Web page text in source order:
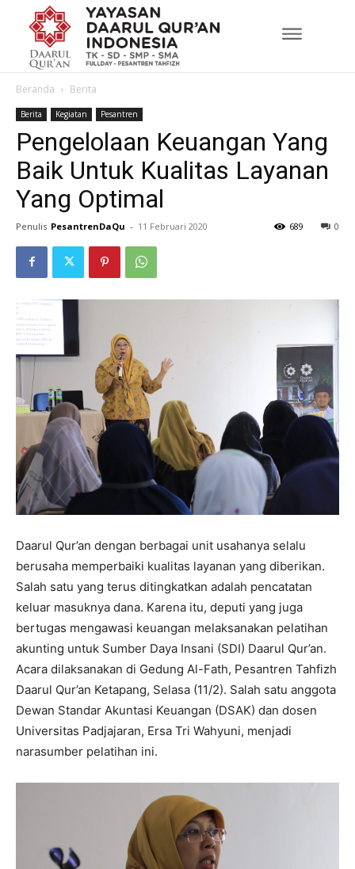
Beranda Berita
Berita Kegiatan Pesantren
Pengelolaan Keuangan Yang
Baik Untuk Kualitas Layanan
Yang Optimal
Penulis PesantrenDaQu - 11 Februari 2020 0
689
Daarul Qur’an dengan berbagai unit usahanya selalu
berusaha memperbaiki kualitas layanan yang diberikan.
Salah satu yang terus ditingkatkan adalah pencatatan
keluar masuknya dana. Karena itu, deputi yang juga
bertugas mengawasi keuangan melaksanakan pelatihan
akunting untuk Sumber Daya Insani (SDI) Daarul Qur’an.
Acara dilaksanakan di Gedung Al-Fath, Pesantren Tahfizh
Daarul Qur’an Ketapang, Selasa (11/2). Salah satu anggota
Dewan Standar Akuntasi Keuangan (DSAK) dan dosen
Universitas Padjajaran, Ersa Tri Wahyuni, menjadi
narasumber pelatihan ini.